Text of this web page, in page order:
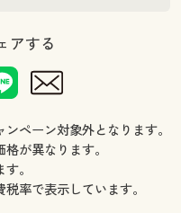
アする
ペーン対象外となります。
が異なります。
。
率で表示しています。